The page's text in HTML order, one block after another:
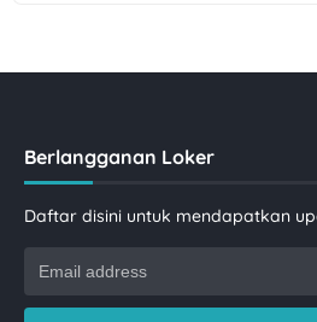
Berlangganan Loker
Daftar disini untuk mendapatkan